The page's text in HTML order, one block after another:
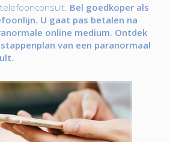
Bel goedkoper als
U gaat pas betalen na
online medium. Ontdek
van een paranormaal